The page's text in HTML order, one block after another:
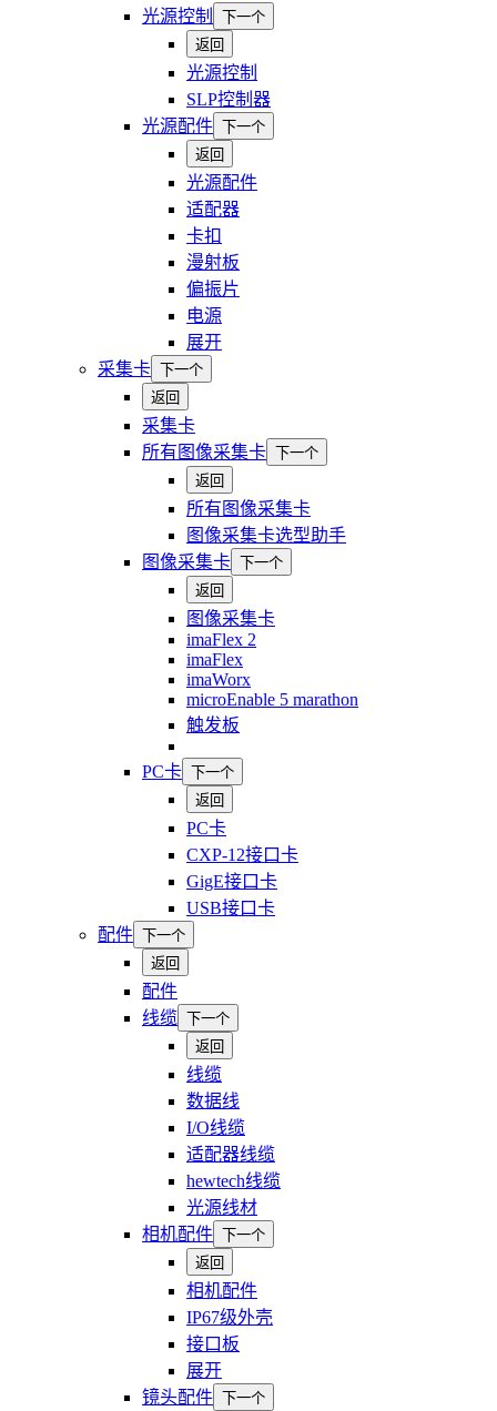
光源控制
下一个
返回
光源控制
SLP控制器
光源配件
下一个
返回
光源配件
适配器
卡扣
漫射板
偏振片
电源
展开
采集卡
下一个
返回
采集卡
所有图像采集卡
下一个
返回
所有图像采集卡
图像采集卡选型助手
图像采集卡
下一个
返回
图像采集卡
imaFlex 2
imaFlex
imaWorx
microEnable 5 marathon
触发板
PC卡
下一个
返回
PC卡
CXP-12接口卡
GigE接口卡
USB接口卡
配件
下一个
返回
配件
线缆
下一个
返回
线缆
数据线
I/O线缆
适配器线缆
hewtech线缆
光源线材
相机配件
下一个
返回
相机配件
IP67级外壳
接口板
展开
镜头配件
下一个